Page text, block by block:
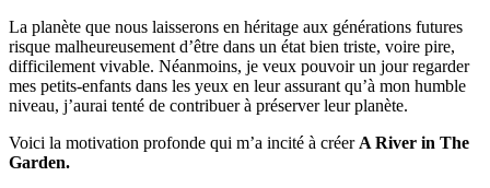
La planète que nous laisserons en héritage aux générations futures
risque malheureusement d’être dans un état bien triste, voire pire,
difficilement vivable. Néanmoins, je veux pouvoir un jour regarder
mes petits-enfants dans les yeux en leur assurant qu’à mon humble
niveau, j’aurai tenté de contribuer à préserver leur planète.
Voici la motivation profonde qui m’a incité à créer A River in The
Garden.